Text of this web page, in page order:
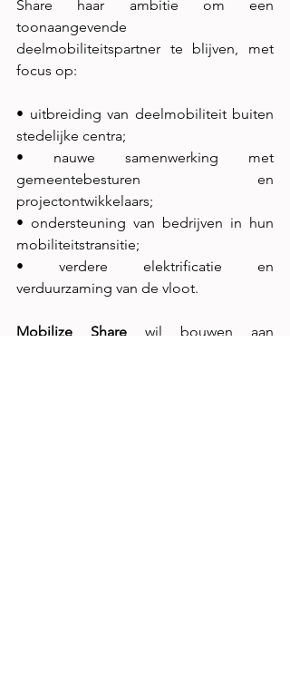
Share haar ambitie om een
toonaangevende
deelmobiliteitspartner te blijven, met
focus op:
• uitbreiding van deelmobiliteit buiten
stedelijke centra;
• nauwe samenwerking met
gemeentebesturen en
projectontwikkelaars;
• ondersteuning van bedrijven in hun
mobiliteitstransitie;
• verdere elektrificatie en
verduurzaming van de vloot.
Mobilize Share wil bouwen aan